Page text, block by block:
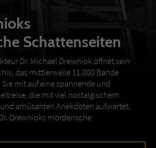
Schattenseiten
Dr. Michael Drewniok öffnet sein
das mittlerweile 11.000 Bände
mit auf eine spannende und
die mit viel nostalgischem
amüsanten Anekdoten aufwartet.
Drewnioks mörderische